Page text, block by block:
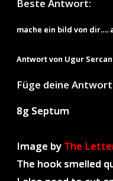
Beste Antwort:
mache ein bild von dir….
Antwort von Ugur Sercan
Füge deine
8g Septum
Image by The
The hook smelled